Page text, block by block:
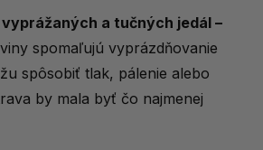
vyprážaných a tučných jedál –
spomaľujú vyprázdňovanie
spôsobiť tlak, pálenie alebo
by mala byť čo najmenej